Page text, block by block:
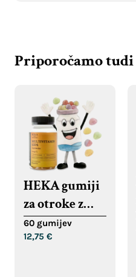
Priporočamo tudi
HEKA gumiji
za otroke z
multivitamini
60 gumijev
12,75 €